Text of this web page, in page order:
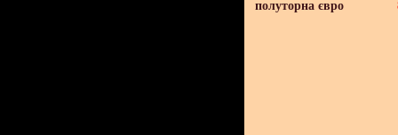
полуторна євро